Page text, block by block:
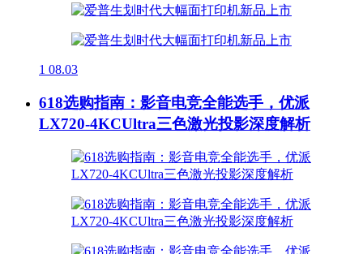
1 08.03
618选购指南：影音电竞全能选手，优派
LX720-4KCUltra三色激光投影深度解析